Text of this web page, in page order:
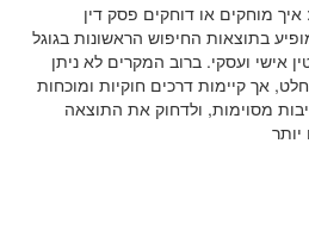
פסקי דין מגוגל (2026): איך מוחקים או דוחקים פסק דין
בתוצאות החיפוש הראשונות בגוגל
אישי ועסקי. ברוב המקרים לא ניתן
אך קיימות דרכים חוקיות ומוכחות
מסוימות, ולדחוק את התוצאה